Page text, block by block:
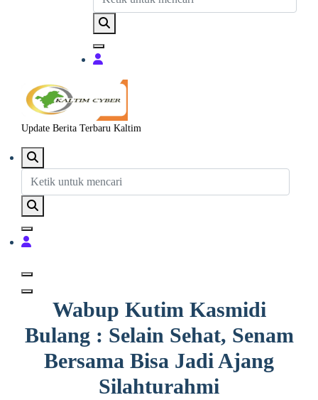
Update Berita Terbaru Kaltim
Wabup Kutim Kasmidi
Bulang : Selain Sehat, Senam
Bersama Bisa Jadi Ajang
Silahturahmi